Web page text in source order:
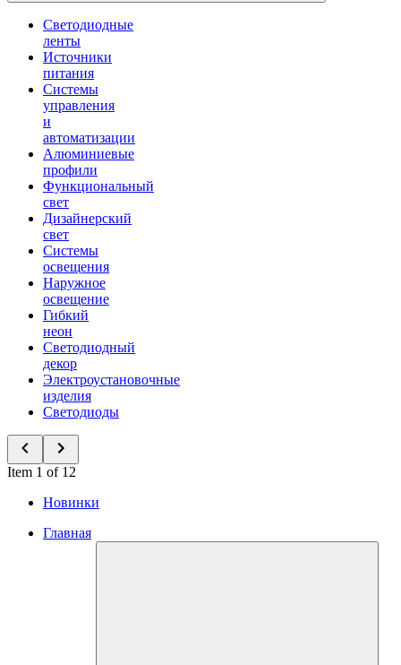
Светодиодные
ленты
Источники
питания
Системы
управления
и
автоматизации
Алюминиевые
профили
Функциональный
свет
Дизайнерский
свет
Системы
освещения
Наружное
освещение
Гибкий
неон
Светодиодный
декор
Электроустановочные
изделия
Светодиоды
Item 1 of 12
Новинки
Главная